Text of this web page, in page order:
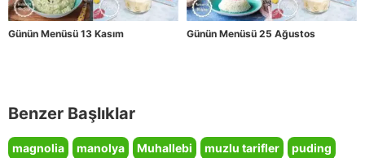
Günün Menüsü 13 Kasım Günün Menüsü 25 Ağustos
Benzer Başlıklar
magnolia manolya Muhallebi muzlu tarifler puding